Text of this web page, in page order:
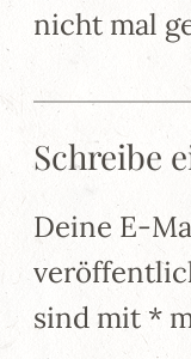
nicht mal
Schreibe
Deine E-
sind mit*